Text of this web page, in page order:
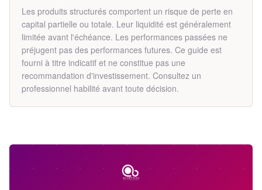
Les produits structurés comportent un risque de perte en
capital partielle ou totale. Leur liquidité est généralement
limitée avant l'échéance. Les performances passées ne
préjugent pas des performances futures. Ce guide est
fourni à titre indicatif et ne constitue pas une
recommandation d'investissement. Consultez un
professionnel habilité avant toute décision.